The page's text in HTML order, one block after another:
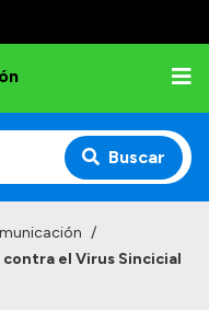
Buscar
/
contra el Virus Sincicial